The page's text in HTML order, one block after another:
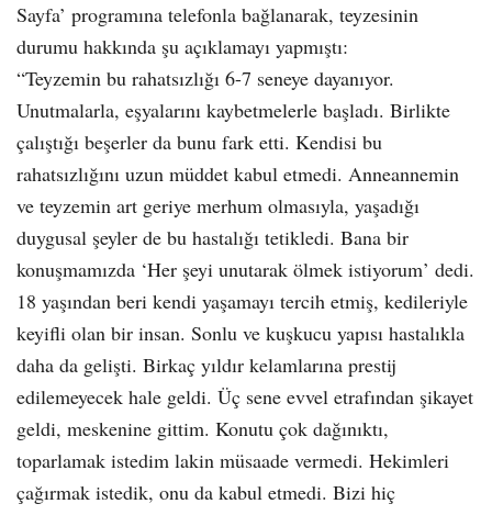
Sayfa’ programına telefonla bağlanarak, teyzesinin
durumu hakkında şu açıklamayı yapmıştı:
“Teyzemin bu rahatsızlığı 6-7 seneye dayanıyor.
Unutmalarla, eşyalarını kaybetmelerle başladı. Birlikte
çalıştığı beşerler da bunu fark etti. Kendisi bu
rahatsızlığını uzun müddet kabul etmedi. Anneannemin
ve teyzemin art geriye merhum olmasıyla, yaşadığı
duygusal şeyler de bu hastalığı tetikledi. Bana bir
konuşmamızda ‘Her şeyi unutarak ölmek istiyorum’ dedi.
18 yaşından beri kendi yaşamayı tercih etmiş, kedileriyle
keyifli olan bir insan. Sonlu ve kuşkucu yapısı hastalıkla
daha da gelişti. Birkaç yıldır kelamlarına prestij
edilemeyecek hale geldi. Üç sene evvel etrafından şikayet
geldi, meskenine gittim. Konutu çok dağınıktı,
toparlamak istedim lakin müsaade vermedi. Hekimleri
çağırmak istedik, onu da kabul etmedi. Bizi hiç